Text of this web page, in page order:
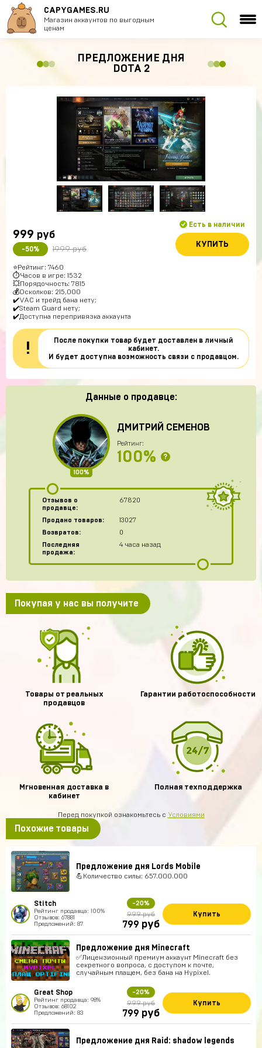
CAPYGAMES.RU
Магазин аккаунтов по выгодным
ценам
ПРЕДЛОЖЕНИЕ ДНЯ
DOTA 2
999 руб
-50% 1999 руб
Есть в наличии
КУПИТЬ
⭐️Рейтинг: 7460
⏱Часов в игре: 1532
💥Порядочность: 7815
💰Осколков: 215,000
✔️VAC и трейд бана нету;
✔️Steam Guard нету;
✔️Доступна перепривязка аккаунта
!
После покупки товар будет доставлен в личный
кабинет.
И будет доступна возможность связи с продавцом.
Данные о продавце:
100%
ДМИТРИЙ СЕМЕНОВ
Рейтинг:
100% ?
Отзывов о
продавце:
67820
Продано товаров:
13027
Возвратов:
0
Последняя
продажа:
4 часа назад
Покупая у нас вы получите
Товары от реальных
продавцов
Гарантии работоспособности
Мгновенная доставка в
кабинет
Полная техподдержка
Перед покупкой ознакомьтесь с Условиями
Похожие товары
Предложение дня Lords Mobile
💪Количество силы: 657.000.000
Stitch
Рейтинг продавца: 100%
Отзывов: 67881
Предложений: 87
-20%
999 руб
799 руб
Купить
Предложение дня Minecraft
✅Лицензионный премиум аккаунт Minecraft без
секретного вопроса, с доступом к почте,
случайным плащем, без бана на Hypixel.
Great Shop
Рейтинг продавца: 98%
Отзывов: 68102
Предложений: 83
-20%
999 руб
799 руб
Купить
Предложение дня Raid: shadow legends